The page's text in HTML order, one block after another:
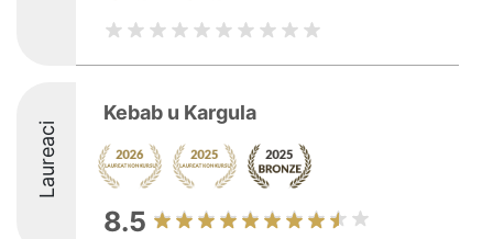
Laureaci
Kebab u Kargula
8.5